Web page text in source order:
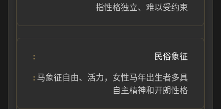
指性格独立、难以受约束
民俗象征
马象征自由、活力，女性马年出生者多具
自主精神和开朗性格